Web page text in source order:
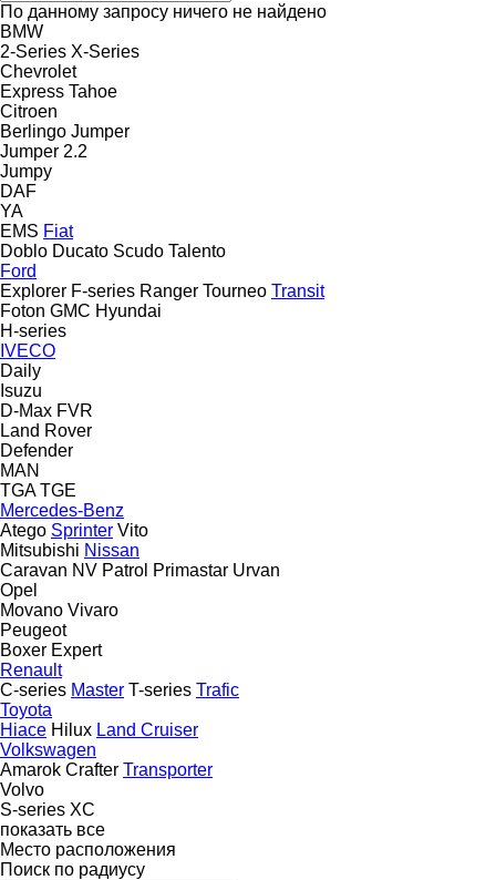
По данному запросу ничего не найдено
BMW
2-Series X-Series
Chevrolet
Express Tahoe
Citroen
Berlingo Jumper
Jumper 2.2
Jumpy
DAF
YA
EMS Fiat
Doblo Ducato Scudo Talento
Ford
Explorer F-series Ranger Tourneo Transit
Foton GMC Hyundai
H-series
IVECO
Daily
Isuzu
D-Max FVR
Land Rover
Defender
MAN
TGA TGE
Mercedes-Benz
Atego Sprinter Vito
Mitsubishi Nissan
Caravan NV Patrol Primastar Urvan
Opel
Movano Vivaro
Peugeot
Boxer Expert
Renault
C-series Master T-series Trafic
Toyota
Hiace Hilux Land Cruiser
Volkswagen
Amarok Crafter Transporter
Volvo
S-series XC
показать все
Место расположения
Поиск по радиусу